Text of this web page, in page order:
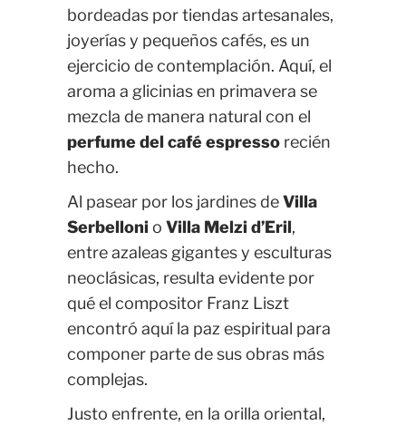
bordeadas por tiendas artesanales,
joyerías y pequeños cafés, es un
ejercicio de contemplación. Aquí, el
aroma a glicinias en primavera se
mezcla de manera natural con el
perfume del café espresso recién
hecho.
Al pasear por los jardines deVilla
Serbelloni o Villa Melzi d’Eril,
entre azaleas gigantes y esculturas
neoclásicas, resulta evidente por
qué el compositor Franz Liszt
encontró aquí la paz espiritual para
componer parte de sus obras más
complejas.
Justo enfrente, en la orilla oriental,